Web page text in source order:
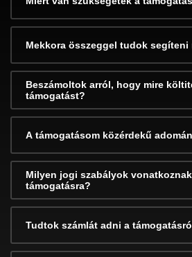
Mekkora összeggel tudok segíteni
Beszámoltok arról, hogy mire
támogatást?
A támogatásom közérdekű
Milyen jogi szabályok
támogatásra?
Tudtok számlát adni a